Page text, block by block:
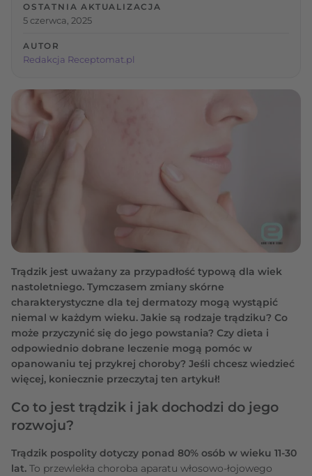
OSTATNIA AKTUALIZACJA
5 czerwca, 2025
AUTOR
Redakcja Receptomat.pl
Trądzik jest uważany za przypadłość typową dla wiek
nastoletniego. Tymczasem zmiany skórne
charakterystyczne dla tej dermatozy mogą wystąpić
niemal w każdym wieku. Jakie są rodzaje trądziku? Co
może przyczynić się do jego powstania? Czy dieta i
odpowiednio dobrane leczenie mogą pomóc w
opanowaniu tej przykrej choroby? Jeśli chcesz wiedzieć
więcej, koniecznie przeczytaj ten artykuł!
Co to jest trądzik i jak dochodzi do jego
rozwoju?
Trądzik pospolity dotyczy ponad 80% osób w wieku 11-30
lat. To przewlekła choroba aparatu włosowo-łojowego